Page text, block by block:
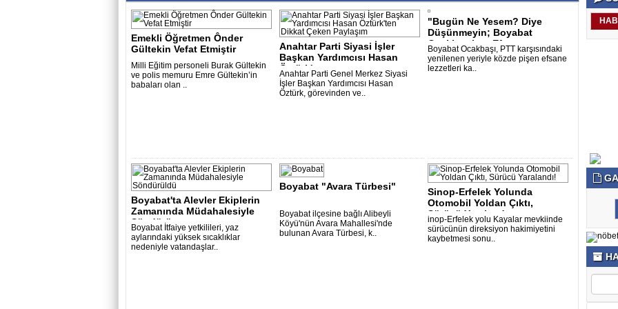
Emekli Öğretmen Ônder
Gültekin Vefat Etmiştir
Milli Eğitim personeli Burak Gültekin
ve polis memuru Emre Gültekin’in
babaları olan ..
Anahtar Parti Siyasi İşler
Başkan Yardımcısı Hasan
Öztürk'te..
Anahtar Parti Genel Merkez Siyasi
İşler Başkan Yardımcısı Hasan
Öztürk, görevinden ve..
"Bugün Ne Yesem? Diye
Düşünmeyin; Boyabat
Ocakbaşı’nın Efsan..
Boyabat Ocakbaşı, PTT karşısındaki
yenilenen yeriyle közde pişen efsane
lezzetleri ka..
Boyabat'ta Alevler Ekiplerin
Zamanında Müdahalesiyle
Söndürü..
Boyabat İtfaiye yetkilileri, yaz
aylarındaki yüksek sıcaklıklar
nedeniyle vatandaşlar..
Boyabat "Avara Türbesi"
Boyabat ilçesine bağlı Alibeyli
Köyü'nün Avara Mahallesi'nde
bulunan Avara Türbesi, k..
Sinop-Erfelek Yolunda
Otomobil Yoldan Çıktı,
Sürücü Yaraland..
inop-Erfelek yolu Kayalar mevkiinde
sürücünün direksiyon hakimiyetini
kaybetmesi sonu..
bursa escort
şişli escort